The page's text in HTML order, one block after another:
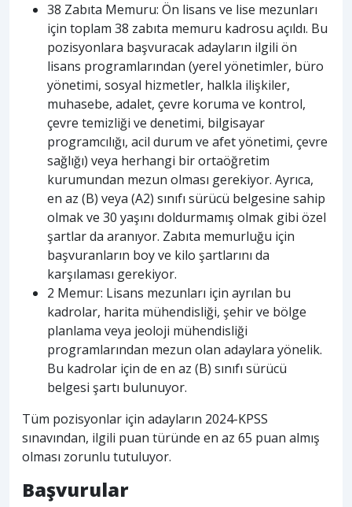
38 Zabıta Memuru: Ön lisans ve lise mezunları
için toplam 38 zabıta memuru kadrosu açıldı. Bu
pozisyonlara başvuracak adayların ilgili ön
lisans programlarından (yerel yönetimler, büro
yönetimi, sosyal hizmetler, halkla ilişkiler,
muhasebe, adalet, çevre koruma ve kontrol,
çevre temizliği ve denetimi, bilgisayar
programcılığı, acil durum ve afet yönetimi, çevre
sağlığı) veya herhangi bir ortaöğretim
kurumundan mezun olması gerekiyor. Ayrıca,
en az (B) veya (A2) sınıfı sürücü belgesine sahip
olmak ve 30 yaşını doldurmamış olmak gibi özel
şartlar da aranıyor. Zabıta memurluğu için
başvuranların boy ve kilo şartlarını da
karşılaması gerekiyor.
2 Memur: Lisans mezunları için ayrılan bu
kadrolar, harita mühendisliği, şehir ve bölge
planlama veya jeoloji mühendisliği
programlarından mezun olan adaylara yönelik.
Bu kadrolar için de en az (B) sınıfı sürücü
belgesi şartı bulunuyor.
Tüm pozisyonlar için adayların 2024-KPSS
sınavından, ilgili puan türünde en az 65 puan almış
olması zorunlu tutuluyor.
Başvurular